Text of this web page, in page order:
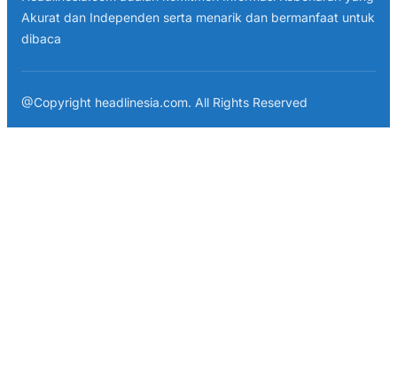
Akurat dan Independen serta menarik dan bermanfaat untuk
dibaca
@Copyright headlinesia.com. All Rights Reserved